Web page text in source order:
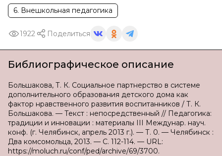
6. Внешкольная педагогика
1922 Поделиться
Библиографическое описание
Большакова, Т. К. Социальное партнерство в системе
дополнительного образования детского дома как
фактор нравственного развития воспитанников / Т. К.
Большакова. — Текст : непосредственный // Педагогика:
традиции и инновации : материалы III Междунар. науч.
конф. (г. Челябинск, апрель 2013 г.). — Т. 0. — Челябинск :
Два комсомольца, 2013. — С. 112-114. — URL:
https://moluch.ru/conf/ped/archive/69/3700.